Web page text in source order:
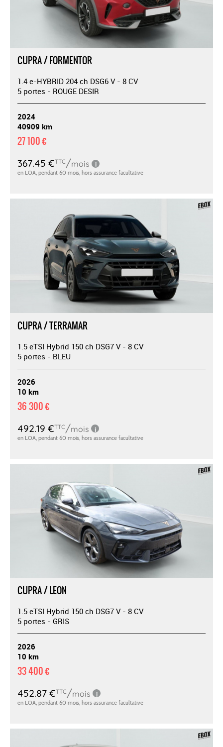
CUPRA / FORMENTOR
1.4 e-HYBRID 204 ch DSG6 V - 8 CV
5 portes - ROUGE DESIR
2024
40909 km
27 100 €
CUPRA / TERRAMAR
1.5 eTSI Hybrid 150 ch DSG7 V - 8 CV
5 portes - BLEU
2026
10 km
36 300 €
CUPRA / LEON
1.5 eTSI Hybrid 150 ch DSG7 V - 8 CV
5 portes - GRIS
2026
10 km
33 400 €